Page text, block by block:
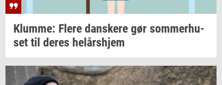
Klum­me: Flere dan­ske­re gør som­mer­hu­
set til deres helårs­hjem